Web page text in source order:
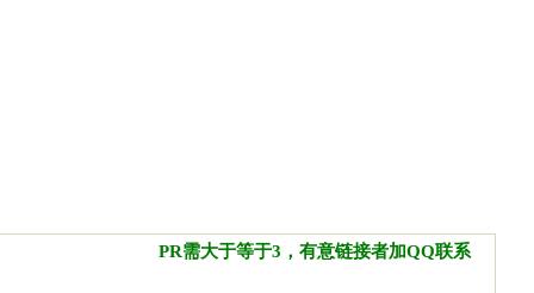
PR需大于等于3，有意链接者加QQ联系